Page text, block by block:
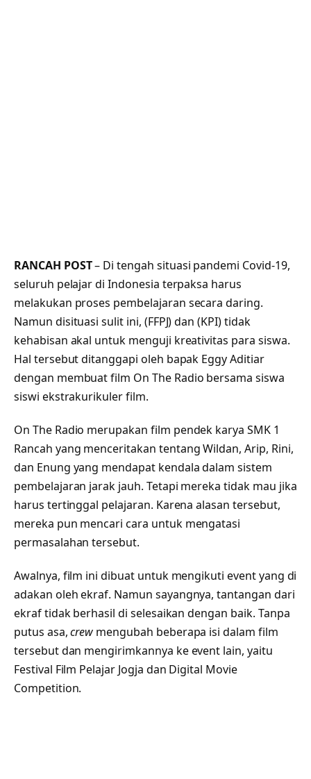
RANCAH POST– Di tengah situasi pandemi Covid-19,
seluruh pelajar di Indonesia terpaksa harus
melakukan proses pembelajaran secara daring.
Namun disituasi sulit ini, (FFPJ) dan (KPI) tidak
kehabisan akal untuk menguji kreativitas para siswa.
Hal tersebut ditanggapi oleh bapak Eggy Aditiar
dengan membuat film On The Radio bersama siswa
siswi ekstrakurikuler film.
On The Radio merupakan film pendek karya SMK 1
Rancah yang menceritakan tentang Wildan, Arip, Rini,
dan Enung yang mendapat kendala dalam sistem
pembelajaran jarak jauh. Tetapi mereka tidak mau jika
harus tertinggal pelajaran. Karena alasan tersebut,
mereka pun mencari cara untuk mengatasi
permasalahan tersebut.
Awalnya, film ini dibuat untuk mengikuti event yang di
adakan oleh ekraf. Namun sayangnya, tantangan dari
ekraf tidak berhasil di selesaikan dengan baik. Tanpa
putus asa,crew mengubah beberapa isi dalam film
tersebut dan mengirimkannya ke event lain, yaitu
Festival Film Pelajar Jogja dan Digital Movie
Competition.